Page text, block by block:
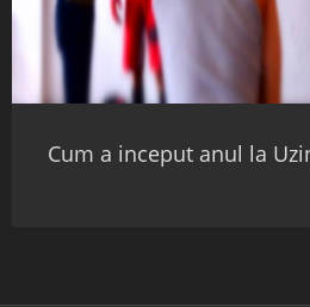
Cum a inceput anul la